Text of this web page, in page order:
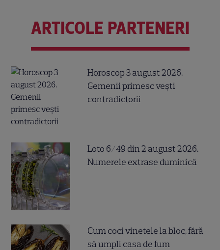
ARTICOLE PARTENERI
Horoscop 3 august 2026.
Gemenii primesc vești
contradictorii
Loto 6/49 din 2 august 2026.
Numerele extrase duminică
Cum coci vinetele la bloc, fără
să umpli casa de fum